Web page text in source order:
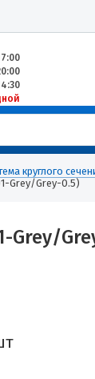
круглого
Grey/Grey-0.5)
Grey/